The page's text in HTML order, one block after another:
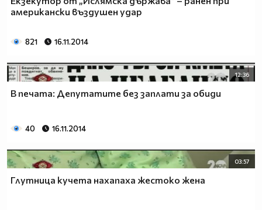
американски въздушен удар
821 16.11.2014
12:36
В печата: Депутатите без заплати за обиди
40 16.11.2014
03:57
Глутница кучета нахапаха жестоко жена